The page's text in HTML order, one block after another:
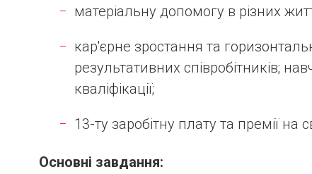
матеріальну допомогу в різних
кар'єрне зростання та
результативних співробітників;
кваліфікації;
13-ту заробітну плату та премії на
Основні завдання: